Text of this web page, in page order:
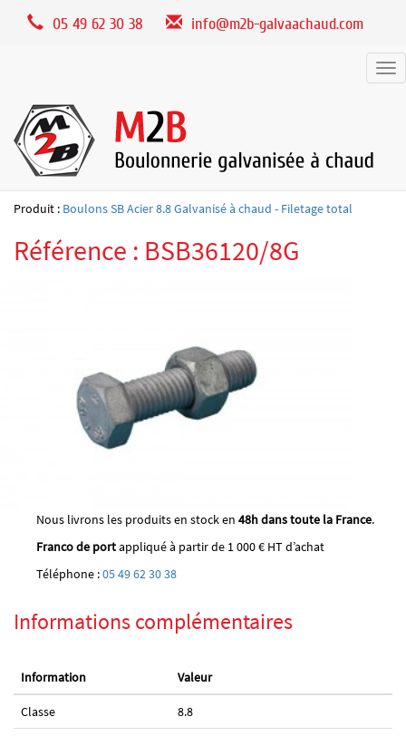
05 49 62 30 38 info@m2b-galvaachaud.com
Produit : Boulons SB Acier 8.8 Galvanisé à chaud - Filetage total
Référence : BSB36120/8G
Nous livrons les produits en stock en 48h dans toute la France.
Franco de portappliqué à partir de 1 000 € HT d’achat
Téléphone :05 49 62 30 38
Informations complémentaires
Information Valeur
Classe 8.8